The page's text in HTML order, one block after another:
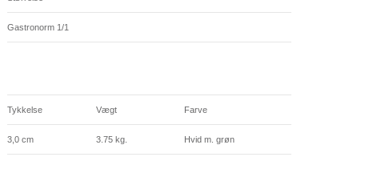
Gastronorm 1/1
Tykkelse Vægt Farve
3,0 cm 3.75 kg. Hvid m. grøn